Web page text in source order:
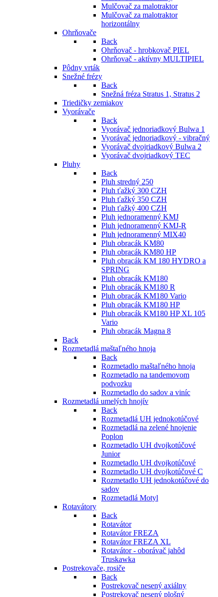
Mulčovač za malotraktor
Mulčovač za malotraktor
horizontálny
Ohrňovače
Back
Ohrňovač - hrobkovač PIEL
Ohrňovač - aktívny MULTIPIEL
Pôdny vrták
Snežné frézy
Back
Snežná fréza Stratus 1, Stratus 2
Triedičky zemiakov
Vyorávače
Back
Vyorávač jednoriadkový Bulwa 1
Vyorávač jednoriadkový - vibračný
Vyorávač dvojriadkový Bulwa 2
Vyorávač dvojriadkový TEC
Pluhy
Back
Pluh stredný 250
Pluh ťažký 300 CZH
Pluh ťažký 350 CZH
Pluh ťažký 400 CZH
Pluh jednoramenný KMJ
Pluh jednoramenný KMJ-R
Pluh jednoramenný MIX40
Pluh obracák KM80
Pluh obracák KM80 HP
Pluh obracák KM 180 HYDRO a
SPRING
Pluh obracák KM180
Pluh obracák KM180 R
Pluh obracák KM180 Vario
Pluh obracák KM180 HP
Pluh obracák KM180 HP XL 105
Vario
Pluh obracák Magna 8
Back
Rozmetadlá maštaľného hnoja
Back
Rozmetadlo maštaľného hnoja
Rozmetadlo na tandemovom
podvozku
Rozmetadlo do sadov a viníc
Rozmetadlá umelých hnojív
Back
Rozmetadlá UH jednokotúčové
Rozmetadlá na zelené hnojenie
Poplon
Rozmetadlo UH dvojkotúčové
Junior
Rozmetadlo UH dvojkotúčové
Rozmetadlo UH dvojkotúčové C
Rozmetadlo UH jednokotúčové do
sadov
Rozmetadlá Motyl
Rotavátory
Back
Rotavátor
Rotavátor FREZA
Rotavátor FREZA XL
Rotavátor - oborávač jahôd
Truskawka
Postrekovače, rosiče
Back
Postrekovač nesený axiálny
Postrekovač nesený plošný